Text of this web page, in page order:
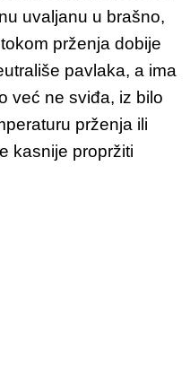
uvaljanu u brašno,
prženja dobije
pavlaka, a ima
već ne sviđa, iz bilo
prženja ili
kasnije propržiti